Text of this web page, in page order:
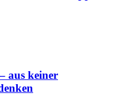
aus keiner